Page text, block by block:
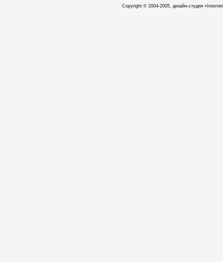
Copyright © 2004-2005, дизайн-студия